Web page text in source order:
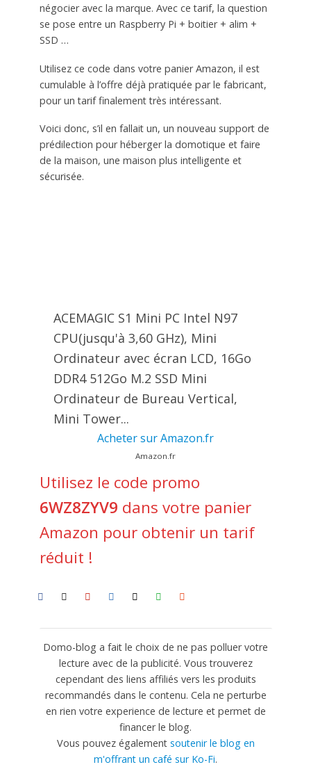
négocier avec la marque. Avec ce tarif, la question
se pose entre un Raspberry Pi + boitier + alim +
SSD …
Utilisez ce code dans votre panier Amazon, il est
cumulable à l’offre déjà pratiquée par le fabricant,
pour un tarif finalement très intéressant.
Voici donc, s’il en fallait un, un nouveau support de
prédilection pour héberger la domotique et faire
de la maison, une maison plus intelligente et
sécurisée.
ACEMAGIC S1 Mini PC Intel N97
CPU(jusqu'à 3,60 GHz), Mini
Ordinateur avec écran LCD, 16Go
DDR4 512Go M.2 SSD Mini
Ordinateur de Bureau Vertical,
Mini Tower...
Acheter sur Amazon.fr
Amazon.fr
Utilisez le code promo
6WZ8ZYV9 dans votre panier
Amazon pour obtenir un tarif
réduit !
Domo-blog a fait le choix de ne pas polluer votre
lecture avec de la publicité. Vous trouverez
cependant des liens affiliés vers les produits
recommandés dans le contenu. Cela ne perturbe
en rien votre experience de lecture et permet de
financer le blog.
Vous pouvez également soutenir le blog en
m'offrant un café sur Ko-Fi.